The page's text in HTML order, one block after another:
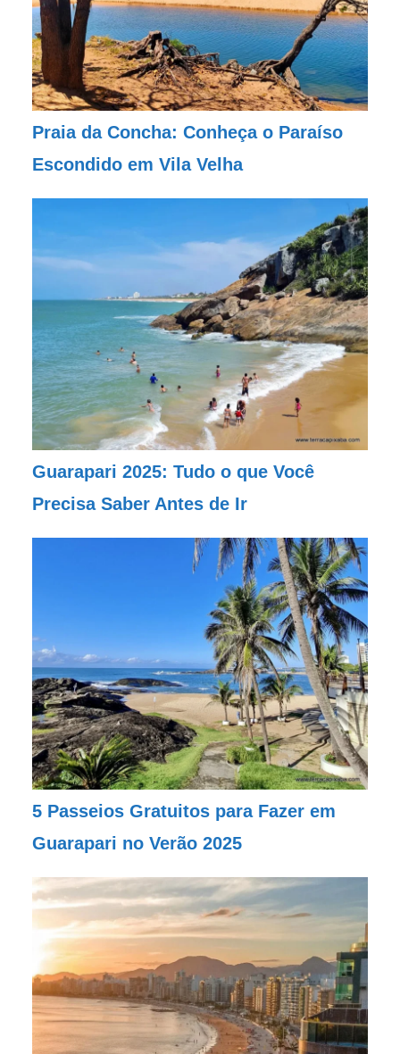
Praia da Concha: Conheça o Paraíso
Escondido em Vila Velha
Guarapari 2025: Tudo o que Você
Precisa Saber Antes de Ir
5 Passeios Gratuitos para Fazer em
Guarapari no Verão 2025